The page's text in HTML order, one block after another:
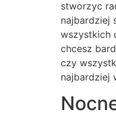
stworzyc
najbardziej
wszystkich
chcesz
czy
najbardziej